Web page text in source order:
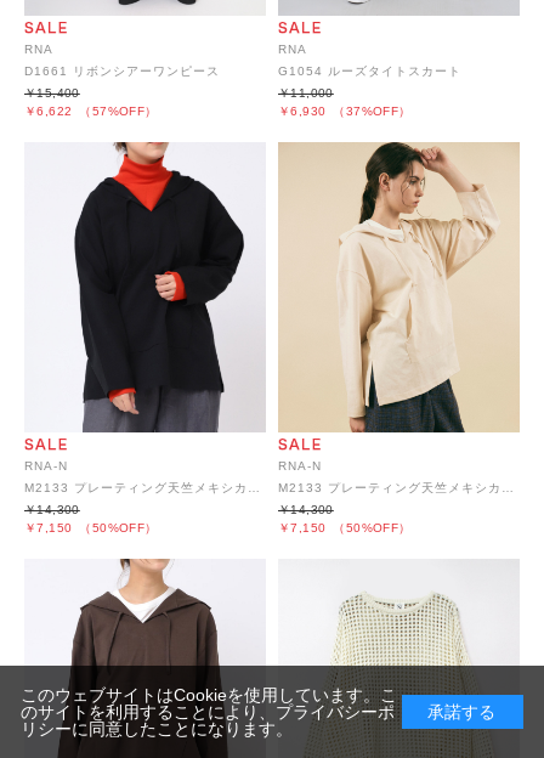
RNA
D1661 リボンシアーワンピース
￥6,622 （57%OFF）
￥15,400
RNA
G1054 ルーズタイトスカート
￥6,930 （37%OFF）
￥11,000
RNA-N
￥7,150 （50%OFF）
￥14,300
RNA-N
￥7,150 （50%OFF）
￥14,300
このウェブサイトはCookieを使用しています。こ
のサイトを利用することにより、 プライバシーポ
リシーに同意したことになります。
承諾する